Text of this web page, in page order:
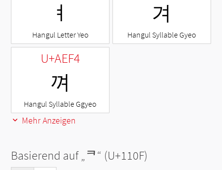
ㅕ
Hangul Letter Yeo
겨
Hangul Syllable Gyeo
U+AEF4
껴
Hangul Syllable Ggyeo
Mehr Anzeigen
Basierend auf „ᄏ“ (U+110F)